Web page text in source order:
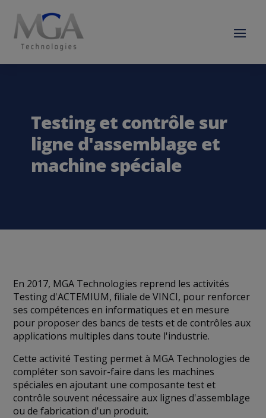
Testing et contrôle sur
ligne d'assemblage et
machine spéciale
En 2017, MGA Technologies reprend les activités
Testing d'ACTEMIUM, filiale de VINCI, pour renforcer
ses compétences en informatiques et en mesure
pour proposer des bancs de tests et de contrôles aux
applications multiples dans toute l'industrie.
Cette activité Testing permet à MGA Technologies de
compléter son savoir-faire dans les machines
spéciales en ajoutant une composante test et
contrôle souvent nécessaire aux lignes d'assemblage
ou de fabrication d'un produit.